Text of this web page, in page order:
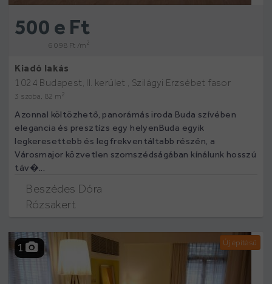
500 e Ft
6 098 Ft /m 2
Kiadó lakás
1024 Budapest, II. kerület , Szilágyi Erzsébet fasor
3 szoba, 82 m 2
Azonnal költözhető, panorámás iroda Buda szívében
elegancia és presztízs egy helyenBuda egyik
legkeresettebb és legfrekventáltabb részén, a
Városmajor közvetlen szomszédságában kínálunk hosszú
táv�...
Beszédes Dóra
Rózsakert
1 Új építésű